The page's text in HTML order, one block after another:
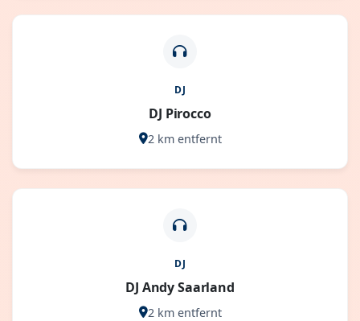
DJ
DJ Pirocco
2 km entfernt
DJ
DJ Andy Saarland
2 km entfernt